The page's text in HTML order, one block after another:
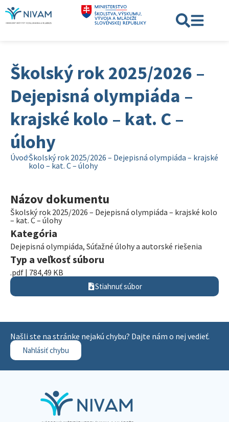
Školský rok 2025/2026 –
Dejepisná olympiáda –
krajské kolo – kat. C –
úlohy
ÚvodŠkolský rok 2025/2026 – Dejepisná olympiáda – krajské
kolo – kat. C – úlohy
Názov dokumentu
Školský rok 2025/2026 – Dejepisná olympiáda – krajské kolo
– kat. C – úlohy
Kategória
Dejepisná olympiáda, Súťažné úlohy a autorské riešenia
Typ a veľkosť súboru
.pdf | 784,49 KB
Stiahnuť súbor
Našli ste na stránke nejakú chybu? Dajte nám o nej vedieť.
Nahlásiť chybu